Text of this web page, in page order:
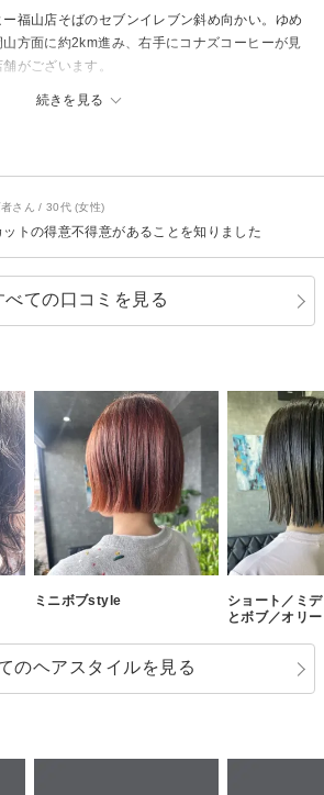
続きを見る
ー福山店そばのセブンイレブン斜め向かい。ゆめ
方面に約2km進み、右手にコナズコーヒーが見
がございます。
4台 ※18:00以降の施術については、要相談。
者さん / 30代 (女性)
トの得意不得意があることを知りました
べての口コミを見る
ミニボブstyle
ショート／ミ
とボブ／オリ
のヘアスタイルを見る